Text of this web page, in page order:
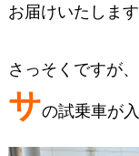
お届けいたします
さっそくですが、
サの試乗車が